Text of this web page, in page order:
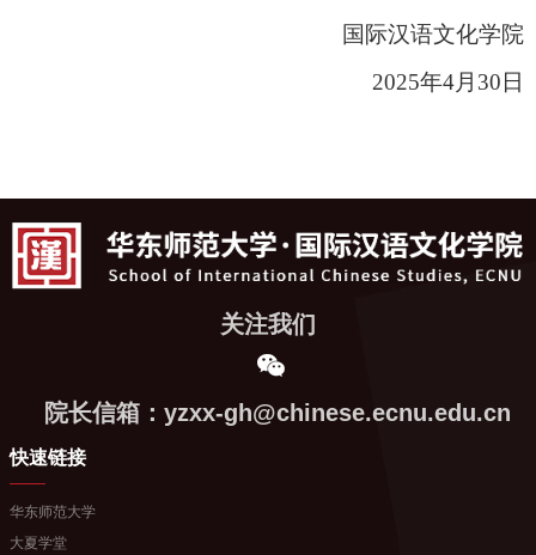
国际汉语文化学院
2025年4月30日
关注我们
院长信箱：yzxx-gh@chinese.ecnu.edu.cn
快速链接
华东师范大学
大夏学堂